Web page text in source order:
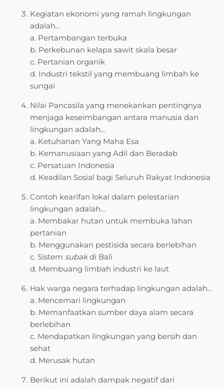
Kegiatan ekonomi yang ramah lingkungan
adalah…
a. Pertambangan terbuka
b. Perkebunan kelapa sawit skala besar
c. Pertanian organik
d. Industri tekstil yang membuang limbah ke
sungai
Nilai Pancasila yang menekankan pentingnya
menjaga keseimbangan antara manusia dan
lingkungan adalah…
a. Ketuhanan Yang Maha Esa
b. Kemanusiaan yang Adil dan Beradab
c. Persatuan Indonesia
d. Keadilan Sosial bagi Seluruh Rakyat Indonesia
Contoh kearifan lokal dalam pelestarian
lingkungan adalah…
a. Membakar hutan untuk membuka lahan
pertanian
b. Menggunakan pestisida secara berlebihan
c. Sistem subakdi Bali
d. Membuang limbah industri ke laut
Hak warga negara terhadap lingkungan adalah…
a. Mencemari lingkungan
b. Memanfaatkan sumber daya alam secara
berlebihan
c. Mendapatkan lingkungan yang bersih dan
sehat
d. Merusak hutan
Berikut ini adalah dampak negatif dari